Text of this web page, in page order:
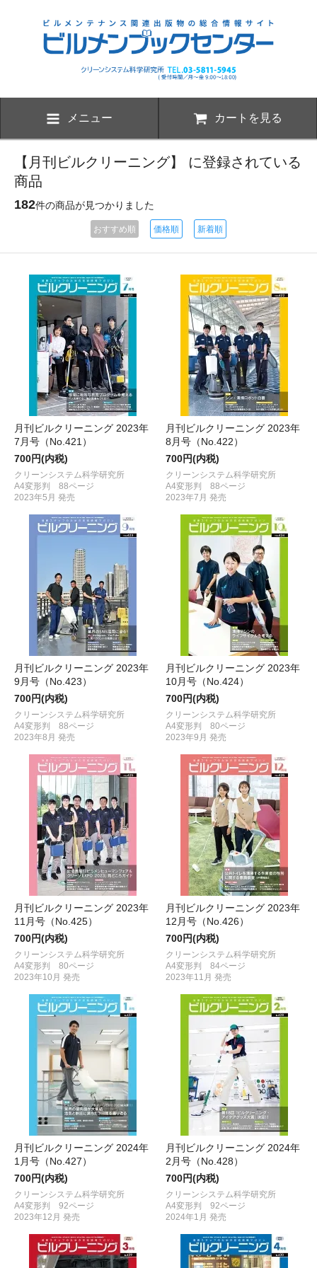
メニュー カートを見る
【月刊ビルクリーニング】 に登録されている
商品
182件の商品が見つかりました
おすすめ順 価格順 新着順
月刊ビルクリーニング 2023年
7月号（No.421）
700円(内税)
クリーンシステム科学研究所
A4変形判 88ページ
2023年5月 発売
月刊ビルクリーニング 2023年
8月号（No.422）
700円(内税)
クリーンシステム科学研究所
A4変形判 88ページ
2023年7月 発売
月刊ビルクリーニング 2023年
9月号（No.423）
700円(内税)
クリーンシステム科学研究所
A4変形判 88ページ
2023年8月 発売
月刊ビルクリーニング 2023年
10月号（No.424）
700円(内税)
クリーンシステム科学研究所
A4変形判 80ページ
2023年9月 発売
月刊ビルクリーニング 2023年
11月号（No.425）
700円(内税)
クリーンシステム科学研究所
A4変形判 80ページ
2023年10月 発売
月刊ビルクリーニング 2023年
12月号（No.426）
700円(内税)
クリーンシステム科学研究所
A4変形判 84ページ
2023年11月 発売
月刊ビルクリーニング 2024年
1月号（No.427）
700円(内税)
クリーンシステム科学研究所
A4変形判 92ページ
2023年12月 発売
月刊ビルクリーニング 2024年
2月号（No.428）
700円(内税)
クリーンシステム科学研究所
A4変形判 92ページ
2024年1月 発売